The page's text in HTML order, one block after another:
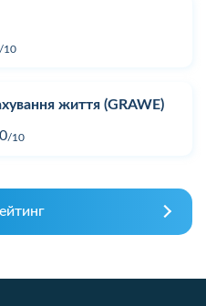
10
життя (GRAWE)
10